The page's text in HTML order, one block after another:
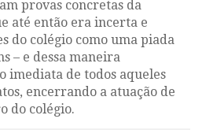
provas concretas da
até então era incerta e
do colégio como uma piada
– e dessa maneira
imediata de todos aqueles
encerrando a atuação de
do colégio.